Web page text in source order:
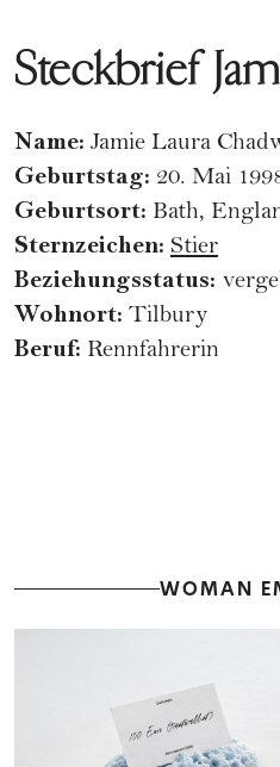
Steckbrief
Name: Jamie Laura
Geburtstag: 20. Mai
Geburtsort: Bath,
Sternzeichen: Stier
Beziehungsstatus:
Wohnort: Tilbury
Beruf: Rennfahrerin
WOMAN